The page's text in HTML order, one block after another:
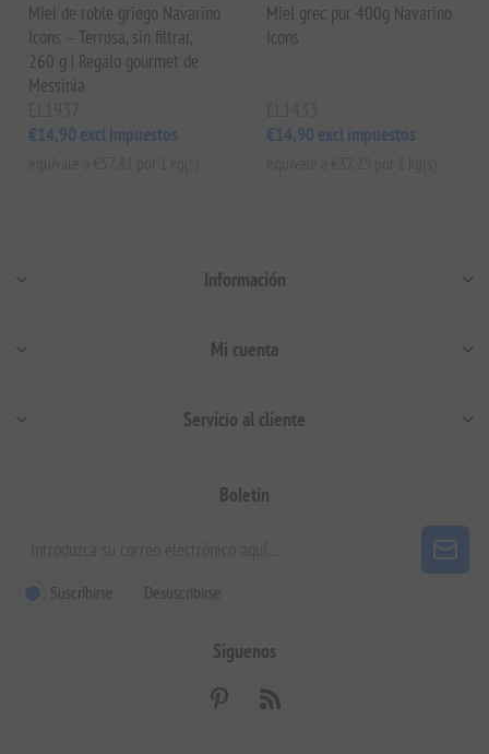
Miel de roble griego Navarino
Icons – Terrosa, sin filtrar,
260 g | Regalo gourmet de
Messinia
€14,90 excl impuestos
Miel grec pur 400g Navarino
Icons
€14,90 excl impuestos
Información
Mi cuenta
Servicio al cliente
Boletín
Suscribirse Desuscribirse
Siguenos